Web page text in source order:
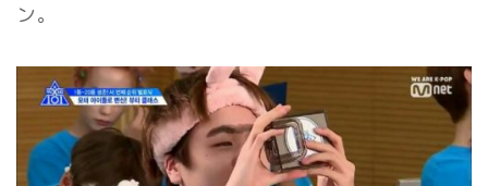
ン。